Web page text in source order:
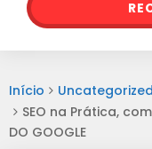
Início Uncategorized
SEO na Prática,
DO GOOGLE